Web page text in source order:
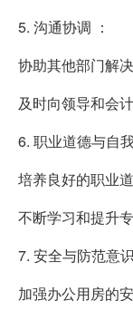
5. 沟通协调 ：
协助其他部门解
及时向领导和会
6. 职业道德与自
培养良好的职业
不断学习和提升
7. 安全与防范意识
加强办公用房的